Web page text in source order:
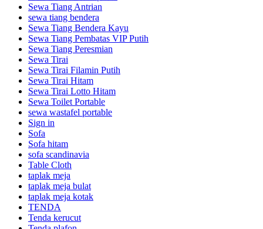
Sewa Tiang Antrian
sewa tiang bendera
Sewa Tiang Bendera Kayu
Sewa Tiang Pembatas VIP Putih
Sewa Tiang Peresmian
Sewa Tirai
Sewa Tirai Filamin Putih
Sewa Tirai Hitam
Sewa Tirai Lotto Hitam
Sewa Toilet Portable
sewa wastafel portable
Sign in
Sofa
Sofa hitam
sofa scandinavia
Table Cloth
taplak meja
taplak meja bulat
taplak meja kotak
TENDA
Tenda kerucut